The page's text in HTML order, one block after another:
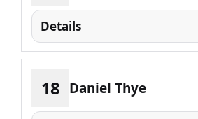
Details
18 Daniel Thye